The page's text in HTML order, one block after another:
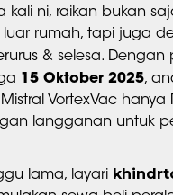
kali ni, raikan bukan
rumah, tapi juga
& selesa. Dengan
15 Oktober 2025,
VortexVac hanya
langganan untuk
lama, layari